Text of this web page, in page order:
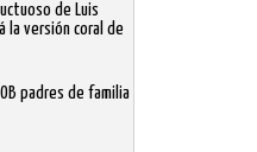
de Luis
la versión coral de
padres de familia